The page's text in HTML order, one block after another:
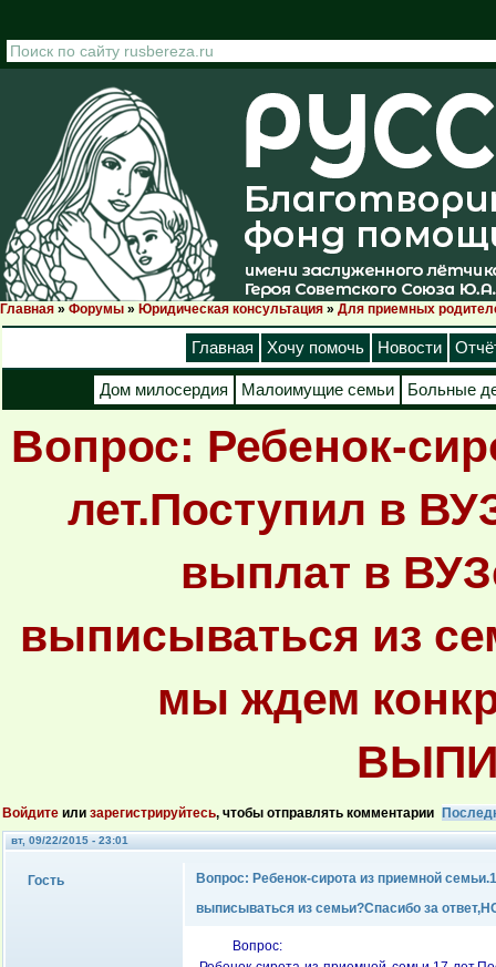
Вы здесь
Главная » Форумы » Юридическая консультация » Для приемных
Главная Хочу помочь Новости
Дом милосердия Малоимущие семьи Больные
Вопрос: Ребенок-
лет.Поступил в
выплат в
выписываться из
мы ждем
Войдите или зарегистрируйтесь, чтобы отправлять комментарии
вт, 09/22/2015 - 23:01
Гость
Вопрос: Ребенок-сирота из приемной
выписываться из семьи?Спасибо за
Вопрос: